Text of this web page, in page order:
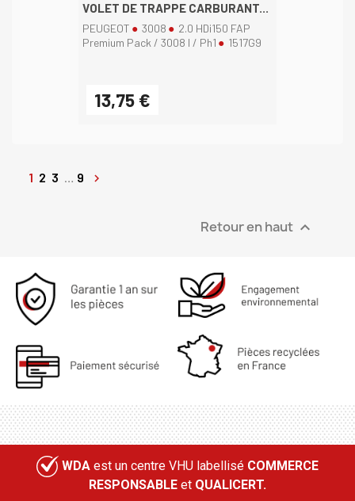
VOLET DE TRAPPE CARBURANT...
PEUGEOT 3008
2.0 HDi150 FAP
Premium Pack / 3008 I / Ph1
1517G9
13,75 €
1 2 3 9 
Retour en haut 
WDA est un centre VHU labellisé COMMERCE
RESPONSABLE et QUALICERT.